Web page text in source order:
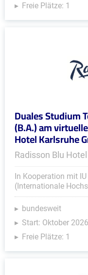
Freie Plätze: 1
Duales Studium
(B.A.) am
Hotel Karlsruhe
Radisson Blu
In Kooperation mit
(Internationale
bundesweit
Start: Oktober 2026
Freie Plätze: 1